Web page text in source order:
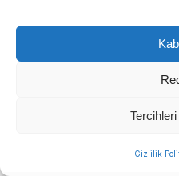
Gizlilik